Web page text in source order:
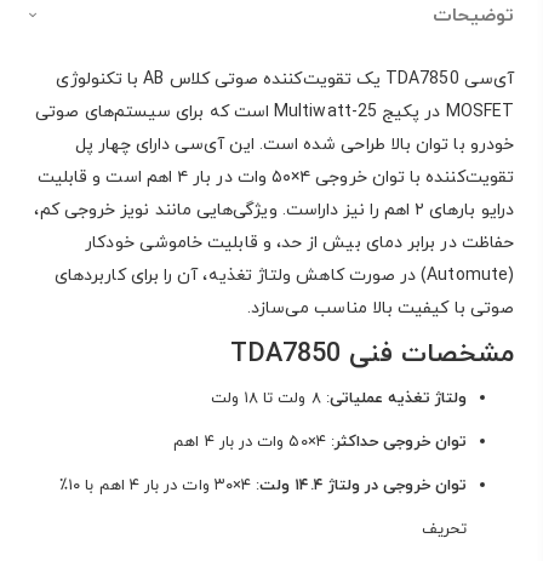
توضیحات
آی‌سی TDA7850 یک تقویت‌کننده صوتی کلاس AB با تکنولوژی
MOSFET در پکیج Multiwatt-25 است که برای سیستم‌های صوتی
خودرو با توان بالا طراحی شده است. این آی‌سی دارای چهار پل
تقویت‌کننده با توان خروجی ۴×۵۰ وات در بار ۴ اهم است و قابلیت
درایو بارهای ۲ اهم را نیز داراست. ویژگی‌هایی مانند نویز خروجی کم،
حفاظت در برابر دمای بیش از حد، و قابلیت خاموشی خودکار
(Automute) در صورت کاهش ولتاژ تغذیه، آن را برای کاربردهای
صوتی با کیفیت بالا مناسب می‌سازد.
مشخصات فنی TDA7850
ولتاژ تغذیه عملیاتی: ۸ ولت تا ۱۸ ولت
توان خروجی حداکثر: ۴×۵۰ وات در بار ۴ اهم
توان خروجی در ولتاژ ۱۴.۴ ولت
: ۴×۳۰ وات در بار ۴ اهم با ۱۰٪
تحریف